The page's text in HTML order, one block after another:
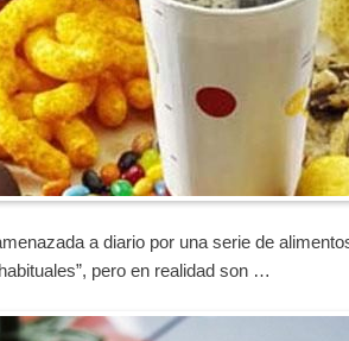
a diario por una serie de
pero en realidad son …